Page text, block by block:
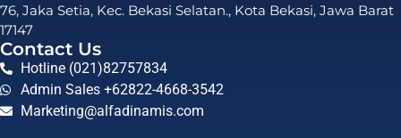
76, Jaka Setia, Kec. Bekasi Selatan., Kota Bekasi, Jawa Barat
17147
Contact Us
Hotline (021)82757834
Admin Sales +62822-4668-3542
Marketing@alfadinamis.com